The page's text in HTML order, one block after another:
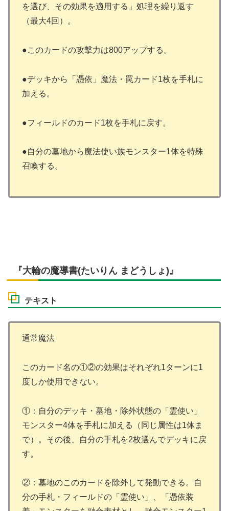
を選び、その効果を適用する」処理を繰り返す
（最大4回）。
●このカードの攻撃力は800アップする。
●デッキから「憑依」魔法・罠カード1枚を手札に
加える。
●フィールドのカード1枚を手札に戻す。
●自分の墓地から魔法使い族モンスター1体を特殊
召喚する。
『大輪の魔導書(たいりん まどうしょ)』
テキスト
通常魔法
このカード名の①②の効果はそれぞれ1ターンに1
度しか使用できない。
①：自分のデッキ・墓地・除外状態の「霊使い」
モンスター4体を手札に加える（同じ属性は1体ま
で）。その後、自分の手札を2枚選んでデッキに戻
す。
②：墓地のこのカードを除外して発動できる。自
分の手札・フィールドの「霊使い」、「憑依装